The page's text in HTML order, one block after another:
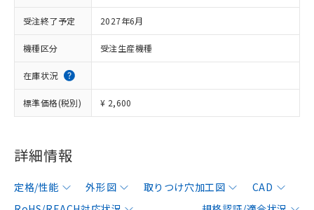
受注終了予定 2027年6月
機種区分 受注生産機種
在庫状況
標準価格(税別) ¥ 2,600
詳細情報
定格/性能 外形図 取りつけ穴加工図
CAD